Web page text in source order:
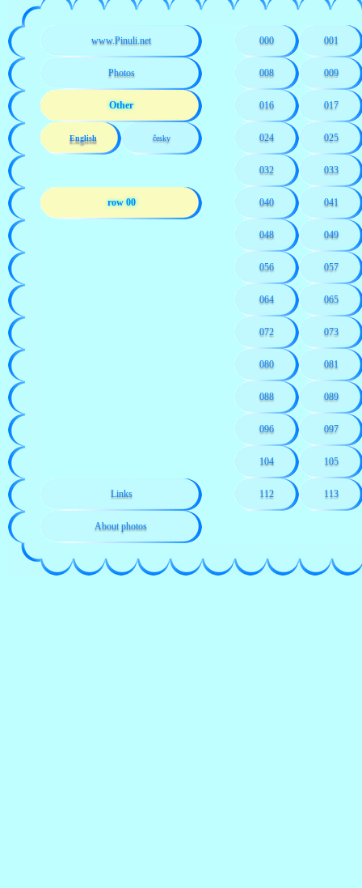
www.Pinuli.net 000 001
008 009
016 017
024 025
032 033
040 041
048 049
056 057
064 065
072 073
080 081
088 089
096 097
104 105
112 113
Photos
Other
English česky
row 00
Links
About photos